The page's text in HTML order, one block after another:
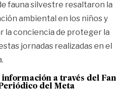
fauna silvestre resaltaron la
ambiental en los niños y
la conciencia de proteger la
jornadas realizadas en el
a través del Fan
del Meta